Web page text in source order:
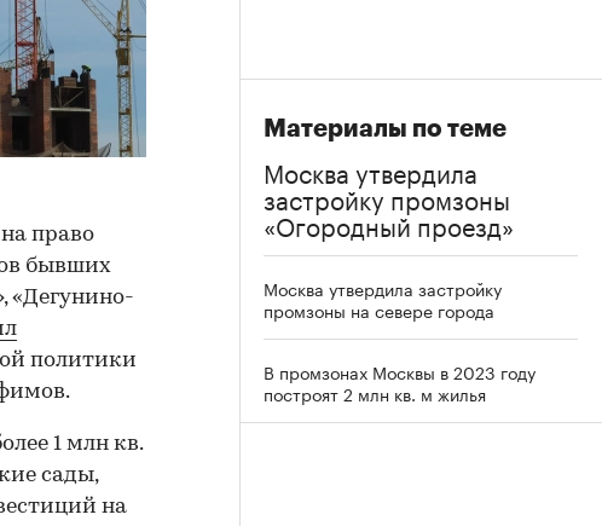
право
бывших
«Дегунино-
политики
1 млн кв.
сады,
на
Материалы по теме
Москва утвердила
застройку промзоны
«Огородный проезд»
Москва утвердила застройку
промзоны на севере города
В промзонах Москвы в 2023 году
построят 2 млн кв. м жилья